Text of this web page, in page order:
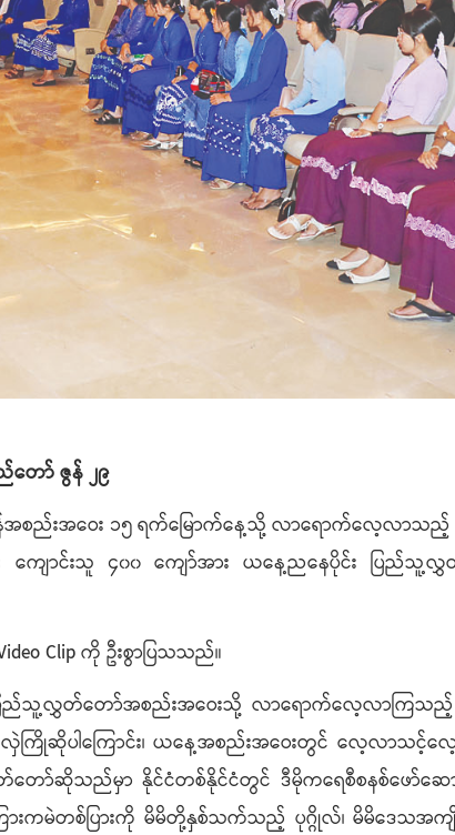
တော် ဇွန် ၂၉
ဝေး ၁၅ ရက်မြောက်နေ့သို့ လာရောက်လေ့လာသည့်
ကျောင်းသူ ၄၀၀ ကျော်အား ယနေ့ညနေပိုင်း ပြည်သူ့လွှ
Clip ကို ဦးစွာပြသသည်။
သူ့လွှတ်တော်အစည်းအဝေးသို့ လာရောက်လေ့လာကြသည့်
လှဲကြိုဆိုပါကြောင်း၊ ယနေ့အစည်းအဝေးတွင် လေ့လာသ
သည်မှာ နိုင်ငံတစ်နိုင်ငံတွင် ဒီမိုကရေစီစနစ်ဖော်ဆော
ြားကမဲတစ်ပြားကို မိမိတို့နှစ်သက်သည့် ပုဂ္ဂိုလ်၊ မိမိဒေသအ